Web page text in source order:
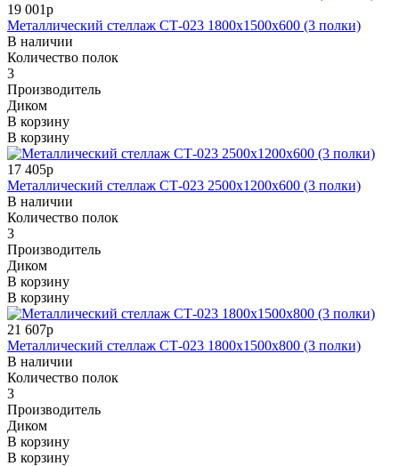
19 001р
Металлический стеллаж СТ-023 1800x1500x600 (3 полки)
В наличии
Количество полок
3
Производитель
Диком
В корзину
В корзину
17 405р
Металлический стеллаж СТ-023 2500x1200x600 (3 полки)
В наличии
Количество полок
3
Производитель
Диком
В корзину
В корзину
21 607р
Металлический стеллаж СТ-023 1800x1500x800 (3 полки)
В наличии
Количество полок
3
Производитель
Диком
В корзину
В корзину